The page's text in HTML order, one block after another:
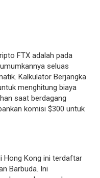
FTX adalah pada
seluas
Kalkulator Berjangka
menghitung biaya
saat berdagang
komisi $300 untuk
Hong Kong ini terdaftar
Barbuda. Ini